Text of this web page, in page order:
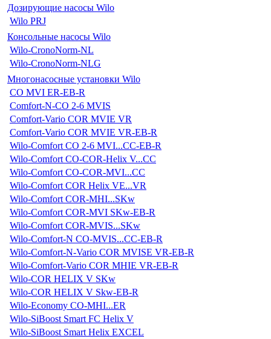
Дозирующие насосы Wilo
Wilo PRJ
Консольные насосы Wilo
Wilo-CronoNorm-NL
Wilo-CronoNorm-NLG
Многонасосные установки Wilo
CO MVI ER-EB-R
Comfort-N-CO 2-6 MVIS
Comfort-Vario COR MVIE VR
Comfort-Vario COR MVIE VR-EB-R
Wilo-Comfort CO 2-6 MVI...CC-EB-R
Wilo-Comfort CO-COR-Helix V...CC
Wilo-Comfort CO-COR-MVI...CC
Wilo-Comfort COR Helix VE...VR
Wilo-Comfort COR-MHI...SKw
Wilo-Comfort COR-MVI SKw-EB-R
Wilo-Comfort COR-MVIS...SKw
Wilo-Comfort-N CO-MVIS...CC-EB-R
Wilo-Comfort-N-Vario COR MVISE VR-EB-R
Wilo-Comfort-Vario COR MHIE VR-EB-R
Wilo-COR HELIX V SKw
Wilo-COR HELIX V Skw-EB-R
Wilo-Economy CO-MHI...ER
Wilo-SiBoost Smart FC Helix V
Wilo-SiBoost Smart Helix EXCEL